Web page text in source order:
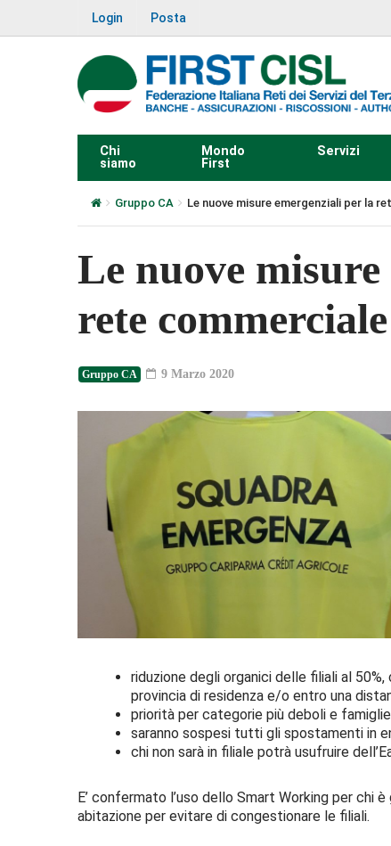
Login Posta
Chi
siamo
Mondo
First
Servizi
Gruppo CA Le nuove misure emergenziali per la
Le nuove
rete commerciale
Gruppo CA 9 Marzo 2020
riduzione degli organici delle filiali al
provincia di residenza e/o entro una
priorità per categorie più deboli e
saranno sospesi tutti gli spostamenti in
chi non sarà in filiale potrà usufruire
E’ confermato l’uso dello Smart Working per
abitazione per evitare di congestionare le filiali.